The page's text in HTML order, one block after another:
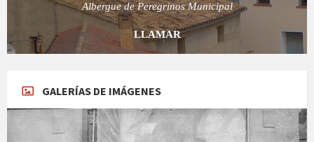
Albergue de Peregrinos Municipal
LLAMAR
GALERÍAS DE IMÁGENES